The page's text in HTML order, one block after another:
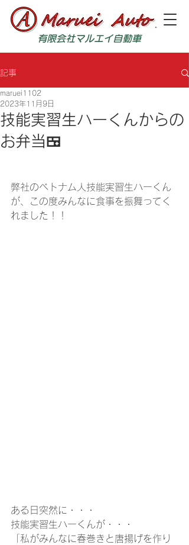
有限会社マルエイ自動車
記事
技能実習生ハーくんからの
お弁当🍱
maruei1102
2023年11月9日
弊社のベトナム人技能実習生ハーくん
が、この度みんなに食事を振舞ってく
れました！！
ある日突然に・・・
技能実習生ハーくんが・・・
「私がみんなに春巻きと唐揚げを作り